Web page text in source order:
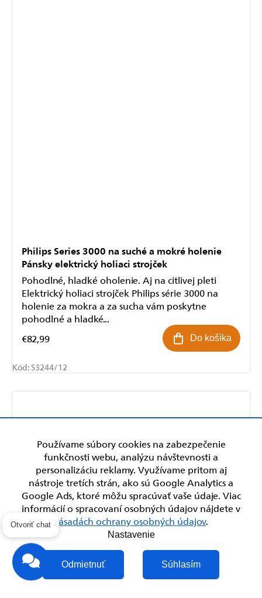
Používame súbory cookies na zabezpečenie
funkčnosti webu, analýzu návštevnosti a
personalizáciu reklamy. Využívame pritom aj
nástroje tretích strán, ako sú Google Analytics a
Google Ads, ktoré môžu spracúvať vaše údaje. Viac
informácií o spracovaní osobných údajov nájdete v
zásadách ochrany osobných údajov.
Nastavenie
Odmietnuť Súhlasím
Philips Series 3000 na suché a mokré holenie
Pánsky elektrický holiaci strojček
€82,99 Do košíka
Pohodlné, hladké oholenie. Aj na citlivej pleti
Elektrický holiaci strojček Philips série 3000 na
holenie za mokra a za sucha vám poskytne
pohodlné a hladké...
Kód:S3244/12